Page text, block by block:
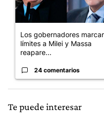
Los gobernadores
límites a Milei y Massa
reapare...
24 comentarios